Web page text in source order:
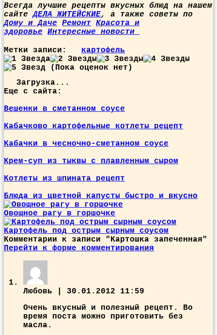
Отправить
Всегда лучшие рецепты вкусных блюд на нашем
сайтеДЕЛА ЖИТЕЙСКИЕ, а также советы по
Дому и Даче
Ремонт Красота и
здоровье
Интересные новости
Метки записи:
картофель
(Пока оценок нет)
Загрузка...
Еще с сайта:
Вешенки в сметанном соусе
Кабачково картофельные котлеты рецепт
Кабачки в чесночно-сметанном соусе
Крем-суп из тыквы с плавленным сыром
Котлеты из шпината рецепт
Блюда из цветной капусты быстро и вкусно
Овощное рагу в горшочке
Картофель под острым сырным соусом
Комментарии к записи
"Картошка запеченная"
Перейти к форме комментирования
Любовь
30.01.2012 11:59
Очень вкусный и полезный рецепт. Во
время поста можно приготовить без
масла.